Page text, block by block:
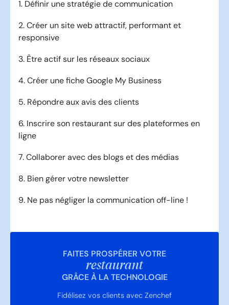
1. Définir une stratégie de communication
2. Créer un site web attractif, performant et
responsive
3. Être actif sur les réseaux sociaux
4. Créer une fiche Google My Business
5. Répondre aux avis des clients
6. Inscrire son restaurant sur des plateformes en
ligne
7. Collaborer avec des blogs et des médias
8. Bien gérer votre newsletter
9. Ne pas négliger la communication off-line !
FAITES PROSPÉRER VOTRE
restaurant
GRÂCE À LA TECHNOLOGIE
Fidélisez vos clients avec Zenchef